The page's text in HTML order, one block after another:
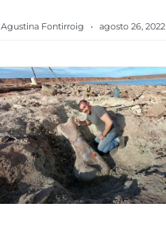
Agustina Fontirroig agosto 26, 2022